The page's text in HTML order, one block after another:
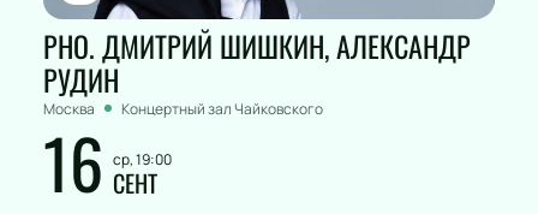
РНО. ДМИТРИЙ ШИШКИН, АЛЕКСАНДР
РУДИН
Москва Концертный зал Чайковского
16 ср, 19:00
СЕНТ